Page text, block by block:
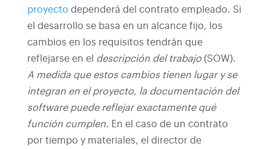
proyecto dependerá del contrato empleado. Si
el desarrollo se basa en un alcance fijo, los
cambios en los requisitos tendrán que
reflejarse en el descripción del trabajo (SOW).
A medida que estos cambios tienen lugar y se
integran en el proyecto, la documentación del
software puede reflejar exactamente qué
función cumplen. En el caso de un contrato
por tiempo y materiales, el director de